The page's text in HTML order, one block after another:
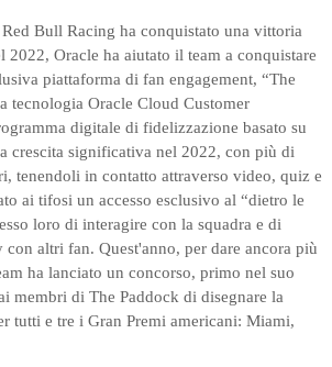
Bull Racing ha conquistato una vittoria
2022, Oracle ha aiutato il team a conquistare
piattaforma di fan engagement, “The
tecnologia Oracle Cloud Customer
digitale di fidelizzazione basato su
crescita significativa nel 2022, con più di
tenendoli in contatto attraverso video, quiz e
ai tifosi un accesso esclusivo al “dietro le
loro di interagire con la squadra e di
con altri fan. Quest'anno, per dare ancora più
ha lanciato un concorso, primo nel suo
membri di The Paddock di disegnare la
tutti e tre i Gran Premi americani: Miami,